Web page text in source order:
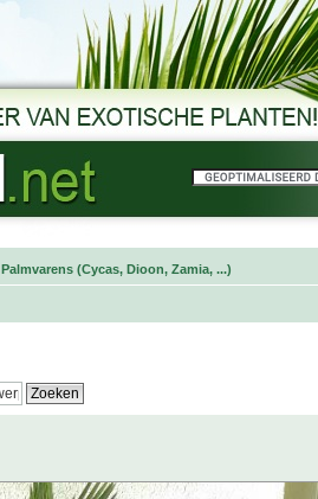
Palmvarens (Cycas, Dioon, Zamia, ...)